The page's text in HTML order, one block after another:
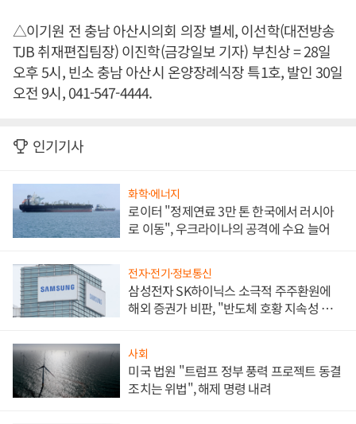
△이기원 전 충남 아산시의회 의장 별세, 이선학(대전방송
TJB 취재편집팀장) 이진학(금강일보 기자) 부친상 = 28일
오후 5시, 빈소 충남 아산시 온양장례식장 특1호, 발인 30일
오전 9시, 041-547-4444.
인기기사
화학·에너지
로이터 "정제연료 3만 톤 한국에서 러시아
로 이동", 우크라이나의 공격에 수요 늘어
전자·전기·정보통신
삼성전자 SK하이닉스 소극적 주주환원에
해외 증권가 비판, "반도체 호황 지속성 의
사회
미국 법원 "트럼프 정부 풍력 프로젝트 동결
조치는 위법", 해제 명령 내려